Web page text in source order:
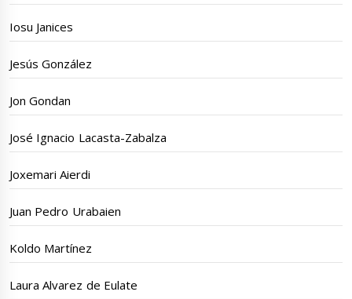
Iosu Janices
Jesús González
Jon Gondan
José Ignacio Lacasta-Zabalza
Joxemari Aierdi
Juan Pedro Urabaien
Koldo Martínez
Laura Alvarez de Eulate